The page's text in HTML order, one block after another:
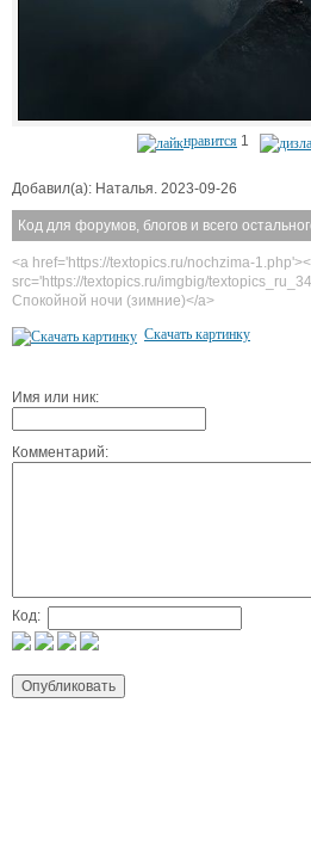
нравится 1
Добавил(а): Наталья. 2023-09-26
Код для форумов, блогов и всего
<a href='https://textopics.ru/nochzima-
src='https://textopics.ru/imgbig/
Спокойной ночи (зимние)</a>
Скачать картинку
Имя или ник:
Комментарий:
Код: